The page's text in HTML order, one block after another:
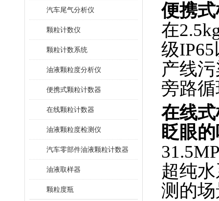
汽车尾气分析仪
颗粒计数仪
颗粒计数系统
油液颗粒度分析仪
便携式颗粒计数器
在线颗粒计数器
油液颗粒度检测仪
汽车零部件油液颗粒计数器
油液取样器
颗粒度瓶
便携
在
级
产线
旁路
在线
眨眼
超纯
测的